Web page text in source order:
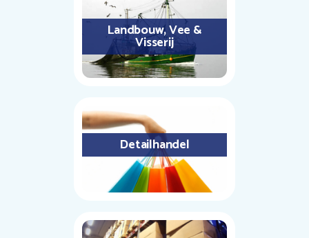
Landbouw, Vee &
Visserij
Detailhandel